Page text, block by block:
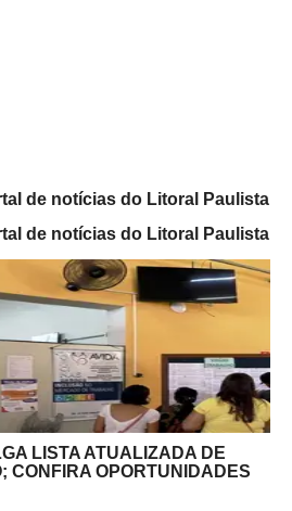
de notícias do Litoral Paulista
de notícias do Litoral Paulista
LISTA ATUALIZADA DE
CONFIRA OPORTUNIDADES